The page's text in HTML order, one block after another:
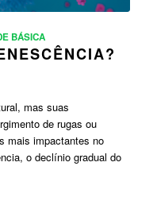
BÁSICA
mas suas
de rugas ou
mais impactantes no
o declínio gradual do